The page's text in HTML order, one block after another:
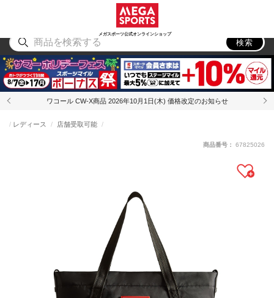
メガスポーツ公式オンラインショップ
アウトドア
検索
ワコール CW-X商品 2026年10月1日(木) 価格改定のお知らせ
レディース 店舗受取可能
商品番号： 67825026